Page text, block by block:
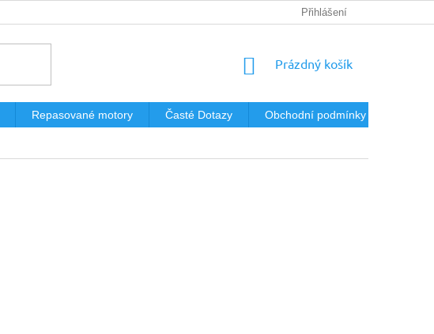
Přihlášení
NÁKUPNÍ
Prázdný košík
Repasované motory Časté Dotazy Obchodní podmínky